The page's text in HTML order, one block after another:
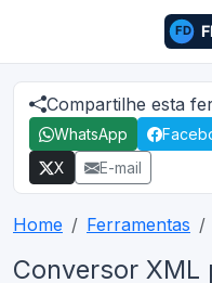
Compartilhe esta
WhatsApp
X
E-mail
Home Ferramentas
Conversor XML